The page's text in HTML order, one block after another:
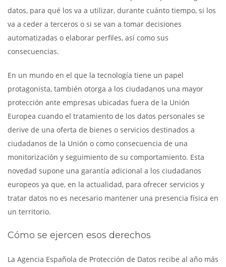
datos, para qué los va a utilizar, durante cuánto tiempo, si los
va a ceder a terceros o si se van a tomar decisiones
automatizadas o elaborar perfiles, así como sus
consecuencias.
En un mundo en el que la tecnología tiene un papel
protagonista, también otorga a los ciudadanos una mayor
protección ante empresas ubicadas fuera de la Unión
Europea cuando el tratamiento de los datos personales se
derive de una oferta de bienes o servicios destinados a
ciudadanos de la Unión o como consecuencia de una
monitorización y seguimiento de su comportamiento. Esta
novedad supone una garantía adicional a los ciudadanos
europeos ya que, en la actualidad, para ofrecer servicios y
tratar datos no es necesario mantener una presencia física en
un territorio.
Cómo se ejercen esos derechos
La Agencia Española de Protección de Datos recibe al año más